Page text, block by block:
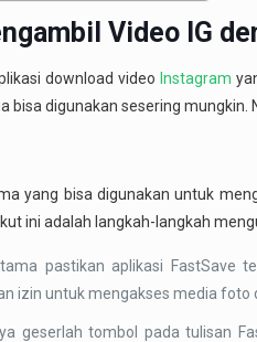
Video IG
download video Instagram
bisa digunakan sesering mungkin.
yang bisa digunakan untuk
ini adalah langkah-langkah
pastikan aplikasi FastSave
izin untuk mengakses media foto
geserlah tombol pada tulisan